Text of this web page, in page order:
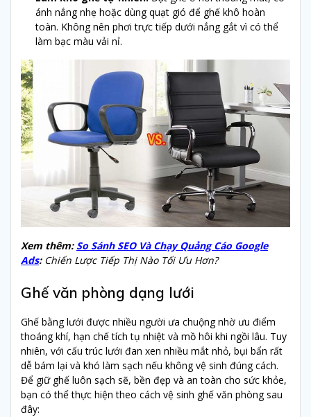
ánh nắng nhẹ hoặc dùng quạt gió để ghế khô hoàn
toàn. Không nên phơi trực tiếp dưới nắng gắt vì có thể
làm bạc màu vải nỉ.
Xem thêm:So Sánh SEO Và Chạy Quảng Cáo Google
Ads:Chiến Lược Tiếp Thị Nào Tối Ưu Hơn?
Ghế văn phòng dạng lưới
Ghế bằng lưới được nhiều người ưa chuộng nhờ ưu điểm
thoáng khí, hạn chế tích tụ nhiệt và mồ hôi khi ngồi lâu. Tuy
nhiên, với cấu trúc lưới đan xen nhiều mắt nhỏ, bụi bẩn rất
dễ bám lại và khó làm sạch nếu không vệ sinh đúng cách.
Để giữ ghế luôn sạch sẽ, bền đẹp và an toàn cho sức khỏe,
bạn có thể thực hiện theo cách vệ sinh ghế văn phòng sau
đây: